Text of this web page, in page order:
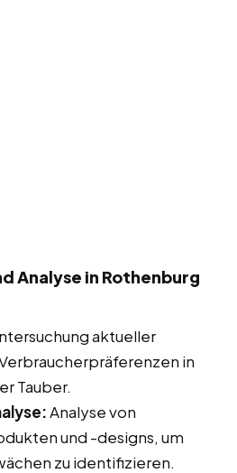
Analyse in Rothenburg
aktueller
in
Tauber.
Analyse von
und -designs, um
zu identifizieren.